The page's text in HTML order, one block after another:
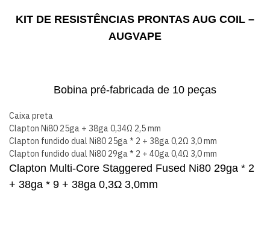
KIT DE RESISTÊNCIAS PRONTAS AUG COIL –
AUGVAPE
Bobina pré-fabricada de 10 peças
Caixa preta
Clapton Ni80 25ga + 38ga 0,34Ω 2,5 mm
Clapton fundido dual Ni80 25ga * 2 + 38ga 0,2Ω 3,0 mm
Clapton fundido dual Ni80 29ga * 2 + 40ga 0,4Ω 3,0 mm
Clapton Multi-Core Staggered Fused Ni80 29ga * 2
+ 38ga * 9 + 38ga 0,3Ω 3,0mm